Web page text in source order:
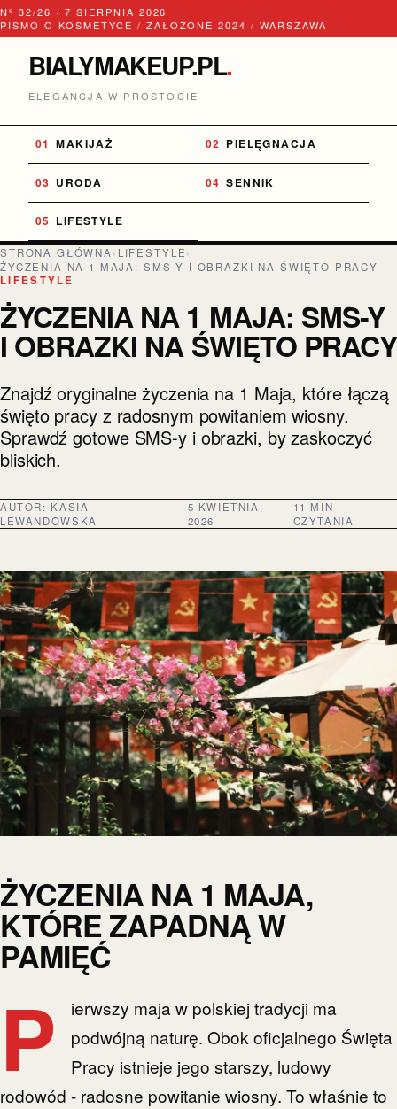
Nº 32/26 · 7 SIERPNIA 2026
PISMO O KOSMETYCE / ZAŁOŻONE 2024 / WARSZAWA
BIALYMAKEUP.PL.
ELEGANCJA W PROSTOCIE
MAKIJAŻ PIELĘGNACJA
URODA SENNIK
LIFESTYLE
STRONA GŁÓWNA› LIFESTYLE›
ŻYCZENIA NA 1 MAJA: SMS-Y I OBRAZKI NA ŚWIĘTO PRACY
LIFESTYLE
ŻYCZENIA NA 1 MAJA: SMS-Y
I OBRAZKI NA ŚWIĘTO PRACY
Znajdź oryginalne życzenia na 1 Maja, które łączą
święto pracy z radosnym powitaniem wiosny.
Sprawdź gotowe SMS-y i obrazki, by zaskoczyć
bliskich.
AUTOR: KASIA
LEWANDOWSKA
5 KWIETNIA,
2026
11 MIN
CZYTANIA
ŻYCZENIA NA 1 MAJA,
KTÓRE ZAPADNĄ W
PAMIĘĆ
P
ierwszy maja w polskiej tradycji ma
podwójną naturę. Obok oficjalnego Święta
Pracy istnieje jego starszy, ludowy
rodowód - radosne powitanie wiosny. To właśnie to